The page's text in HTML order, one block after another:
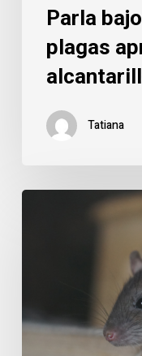
Parla
plagas
Tatiana